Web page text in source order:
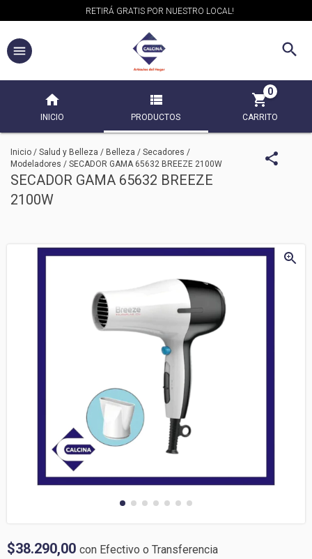
RETIRÁ GRATIS POR NUESTRO LOCAL!
INICIO PRODUCTOS CARRITO
0
Inicio / Salud y Belleza / Belleza / Secadores /
Modeladores / SECADOR GAMA 65632 BREEZE 2100W
SECADOR GAMA 65632 BREEZE
2100W
$38.290,00 con Efectivo o Transferencia